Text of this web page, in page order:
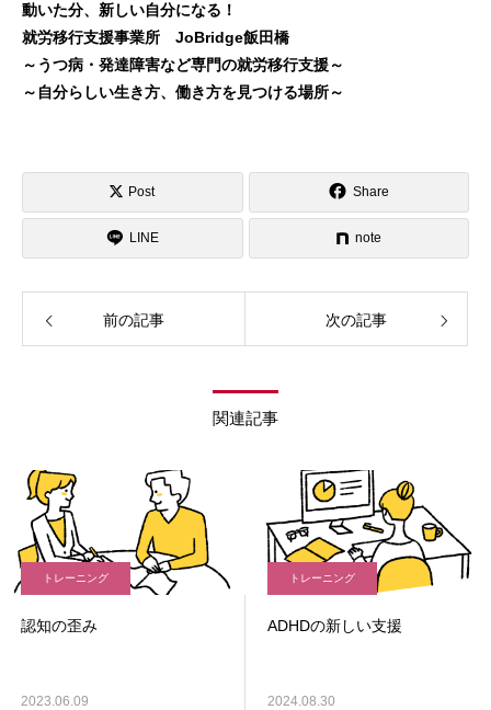
動いた分、新しい自分になる！
就労移行支援事業所 JoBridge飯田橋
～うつ病・発達障害など専門の就労移行支援～
～自分らしい生き方、働き方を見つける場所～
Post Share
LINE note
前の記事 次の記事
関連記事
トレーニング
認知の歪み
2023.06.09
トレーニング
ADHDの新しい支援
2024.08.30